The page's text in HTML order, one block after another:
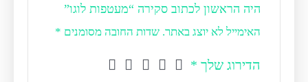
היה הראשון לכתוב סקירה “מעטפות לוגו”
האימייל לא יוצג באתר. שדות החובה מסומנים *
הדירוג שלך *